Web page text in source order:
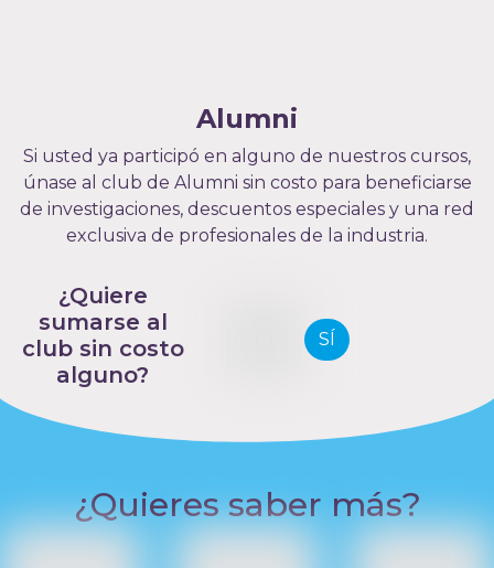
Alumni
Si usted ya participó en alguno de nuestros cursos,
únase al club de Alumni sin costo para beneficiarse
de investigaciones, descuentos especiales y una red
exclusiva de profesionales de la industria.
¿Quiere
sumarse al
club sin costo
alguno?
SÍ
¿Quieres saber más?